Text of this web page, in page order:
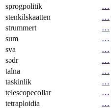
sprogpolitik
…
stenkilskaatten
…
strummert
…
sum
…
sva
…
sədr
…
talna
…
taskinlik
…
telescopecollar
…
tetraploidia
…